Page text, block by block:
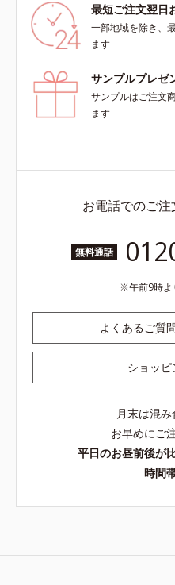
最短ご注文翌日
一部地域を除き、
ます
サンプルプレゼ
サンプルはご注文
ます
お電話でのご
無料通話
午前9時
よくあるご質
ショッピ
月末は混
お早めにご
平日のお昼前後が
時間